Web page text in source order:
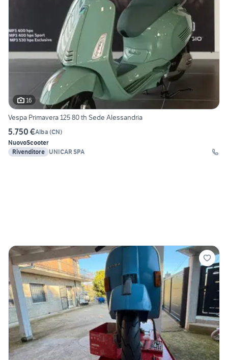
16
Vespa Primavera 125 80 th Sede Alessandria
5.750 €Alba (CN)
NuovoScooter
Rivenditore UNICAR SPA